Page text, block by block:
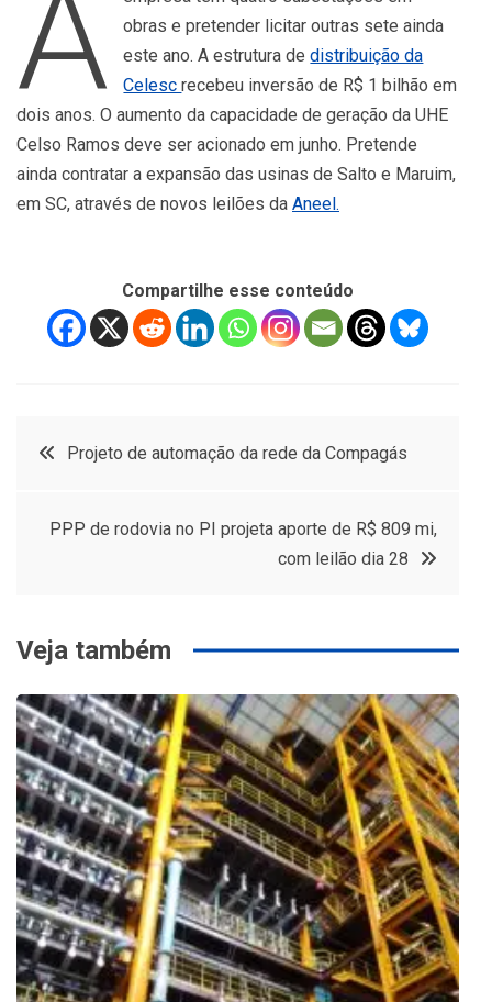
A
obras e pretender licitar outras sete ainda
este ano. A estrutura dedistribuição da
Celescrecebeu inversão de R$ 1 bilhão em
dois anos. O aumento da capacidade de geração da UHE
Celso Ramos deve ser acionado em junho. Pretende
ainda contratar a expansão das usinas de Salto e Maruim,
em SC, através de novos leilões da Aneel.
Compartilhe esse conteúdo
Navegação
Projeto de automação da rede da Compagás
PPP de rodovia no PI projeta aporte de R$ 809 mi,
com leilão dia 28
Veja também